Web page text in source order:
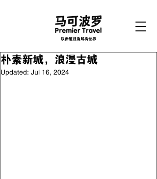
以赤道视角解构世界
朴素新城，浪漫古城
Updated: Jul 16, 2024